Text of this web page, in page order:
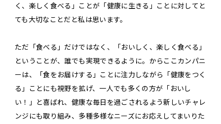
く、楽しく食べる」ことが「健康に生きる」ことに対してと
ても大切なことだと私は思います。
ただ「食べる」だけではなく、「おいしく、楽しく食べる」
ということが、誰でも実現できるように。からここカンパニ
ーは、「食をお届けする」ことに注力しながら「健康をつく
る」ことにも視野を拡げ、一人でも多くの方が「おいし
い！」と喜ばれ、健康な毎日を過ごされるよう新しいチャレ
ンジにも取り組み、多種多様なニーズにお応えしてまいりた